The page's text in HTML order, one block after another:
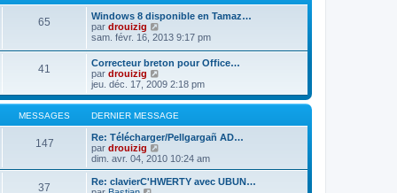
65
Windows 8 disponible en Tamaz…
par drouizig
o
u
l
t
e
r
l
d
e
r
n
i
sam. févr. 16, 2013 9:17 pm
41
Correcteur breton pour Office…
par drouizig
o
n
s
u
l
t
r
l
e
jeu. déc. 17, 2009 2:18 pm
MESSAGES DERNIER MESSAGE
147
Re: Télécharger/Pellgargañ AD…
par drouizig
o
n
s
dim. avr. 04, 2010 10:24 am
37
Re: clavierC'HWERTY avec UBUN…